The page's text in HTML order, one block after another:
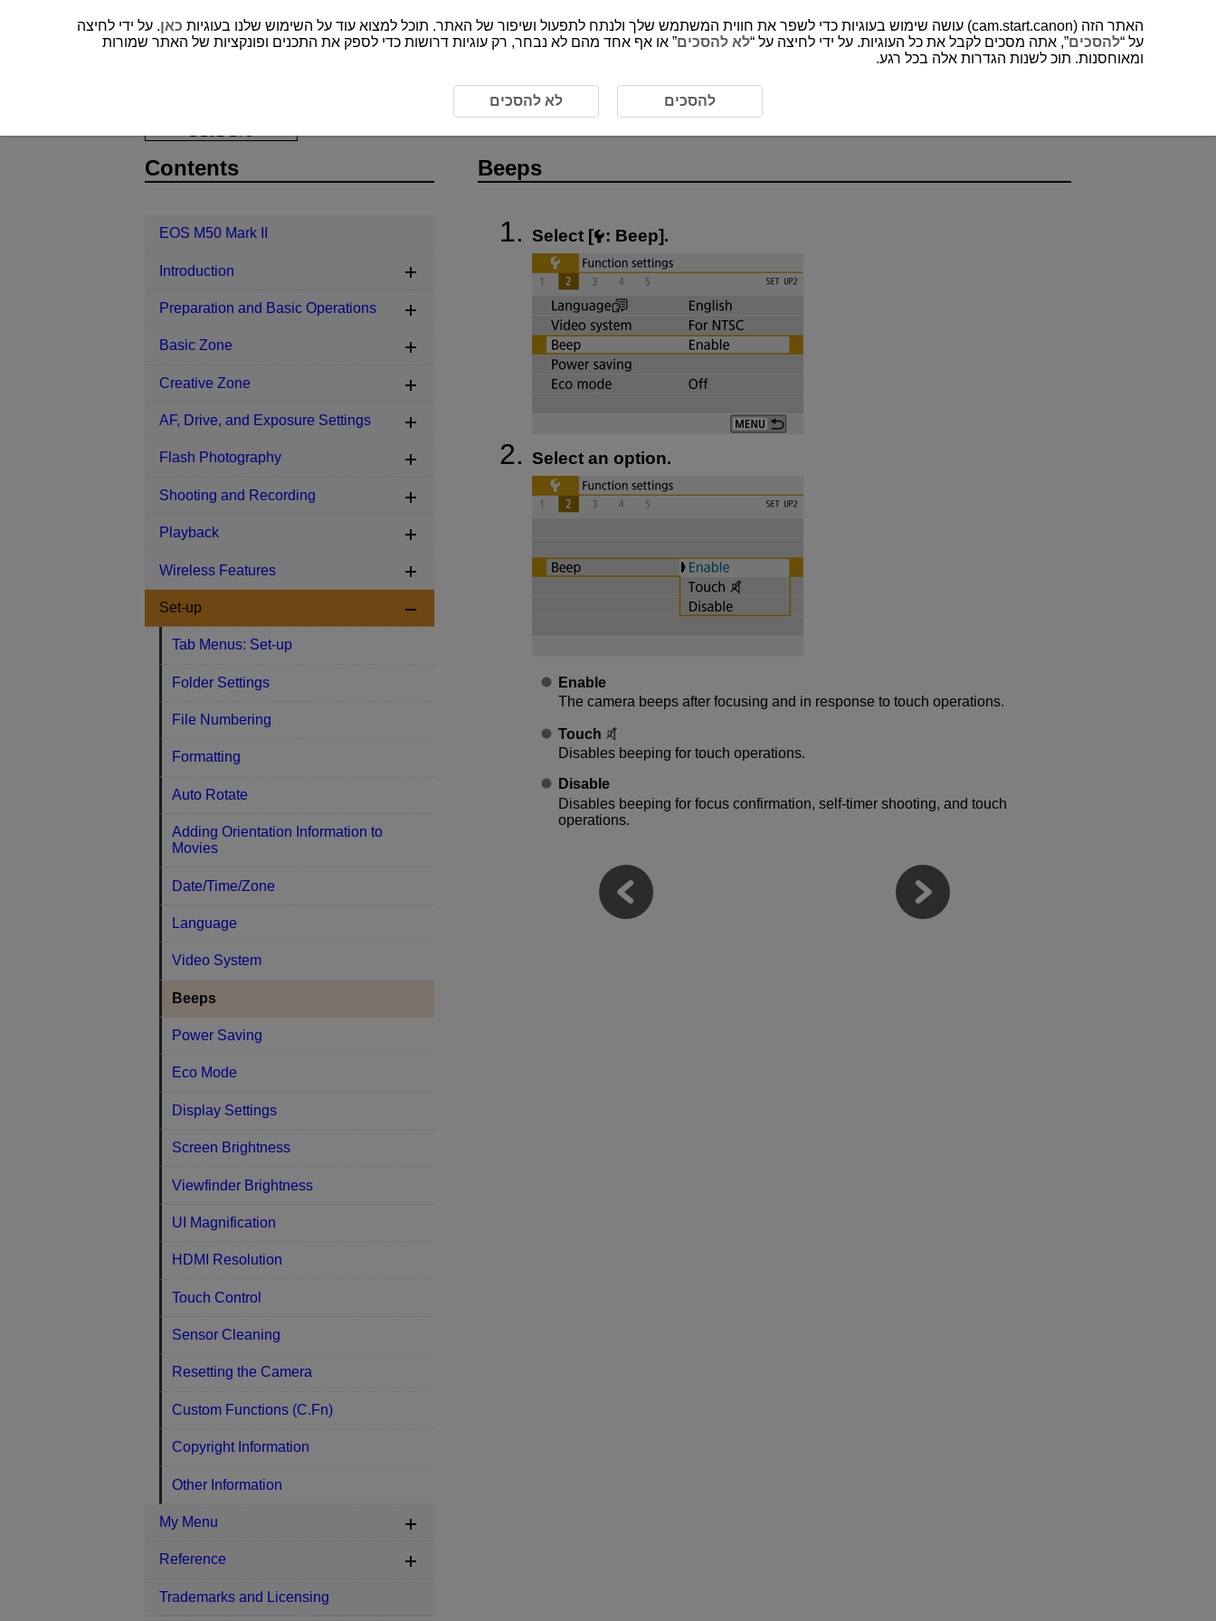
Beeps
Select [ : Beep].
Select an option.
Enable
The camera beeps after focusing and in response to touch operations.
Touch
Disables beeping for touch operations.
Disable
Disables beeping for focus confirmation, self-timer shooting, and touch
operations.
Contents
EOS M50 Mark II
Introduction
Preparation and Basic Operations
Basic Zone
Creative Zone
AF, Drive, and Exposure Settings
Flash Photography
Shooting and Recording
Playback
Wireless Features
Set-up
Tab Menus: Set-up
Folder Settings
File Numbering
Formatting
Auto Rotate
Adding Orientation Information to
Movies
Date/Time/Zone
Language
Video System
Beeps
Power Saving
Eco Mode
Display Settings
Screen Brightness
Viewfinder Brightness
UI Magnification
HDMI Resolution
Touch Control
Sensor Cleaning
Resetting the Camera
Custom Functions (C.Fn)
Copyright Information
Other Information
My Menu
Reference
Trademarks and Licensing
האתר הזה (cam.start.canon) עושה שימוש בעוגיות כדי לשפר את חווית המשתמש שלך ולנתח לתפעול ושיפור של האתר. תוכל למצוא עוד על השימוש שלנו בעוגיות כאן. על ידי לחיצה
על “להסכים”, אתה מסכים לקבל את כל העוגיות. על ידי לחיצה על “לא להסכים” או אף אחד מהם לא נבחר, רק עוגיות דרושות כדי לספק את התכנים ופונקציות של האתר שמורות
ומאוחסנות. תוכ לשנות הגדרות אלה בכל רגע.
להסכים לא להסכים